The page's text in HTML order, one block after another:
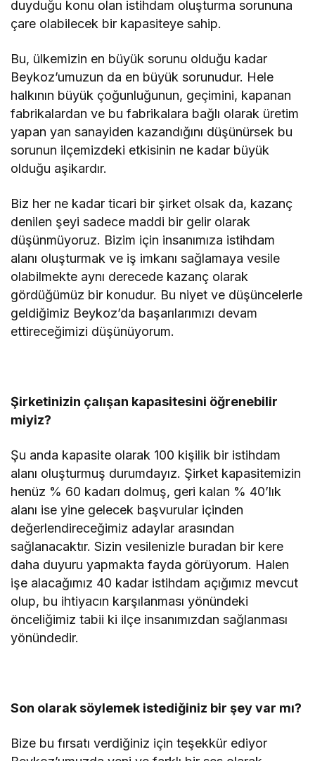
duyduğu konu olan istihdam oluşturma sorununa
çare olabilecek bir kapasiteye sahip.
Bu, ülkemizin en büyük sorunu olduğu kadar
Beykoz’umuzun da en büyük sorunudur. Hele
halkının büyük çoğunluğunun, geçimini, kapanan
fabrikalardan ve bu fabrikalara bağlı olarak üretim
yapan yan sanayiden kazandığını düşünürsek bu
sorunun ilçemizdeki etkisinin ne kadar büyük
olduğu aşikardır.
Biz her ne kadar ticari bir şirket olsak da, kazanç
denilen şeyi sadece maddi bir gelir olarak
düşünmüyoruz. Bizim için insanımıza istihdam
alanı oluşturmak ve iş imkanı sağlamaya vesile
olabilmekte aynı derecede kazanç olarak
gördüğümüz bir konudur. Bu niyet ve düşüncelerle
geldiğimiz Beykoz’da başarılarımızı devam
ettireceğimizi düşünüyorum.
Şirketinizin çalışan kapasitesini öğrenebilir
miyiz?
Şu anda kapasite olarak 100 kişilik bir istihdam
alanı oluşturmuş durumdayız. Şirket kapasitemizin
henüz % 60 kadarı dolmuş, geri kalan % 40’lık
alanı ise yine gelecek başvurular içinden
değerlendireceğimiz adaylar arasından
sağlanacaktır. Sizin vesilenizle buradan bir kere
daha duyuru yapmakta fayda görüyorum. Halen
işe alacağımız 40 kadar istihdam açığımız mevcut
olup, bu ihtiyacın karşılanması yönündeki
önceliğimiz tabii ki ilçe insanımızdan sağlanması
yönündedir.
Son olarak söylemek istediğiniz bir şey var mı?
Bize bu fırsatı verdiğiniz için teşekkür ediyor